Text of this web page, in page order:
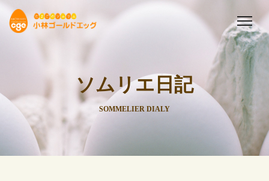
ソムリエ日記
SOMMELIER DIALY